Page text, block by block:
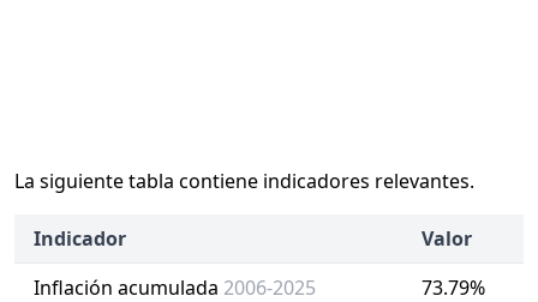
La siguiente tabla contiene indicadores relevantes.
Indicador
Valor
Inflación acumulada 2006-2025
73.79%